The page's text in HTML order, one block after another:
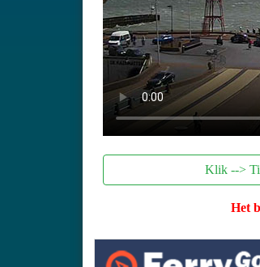
Klik -->
Het